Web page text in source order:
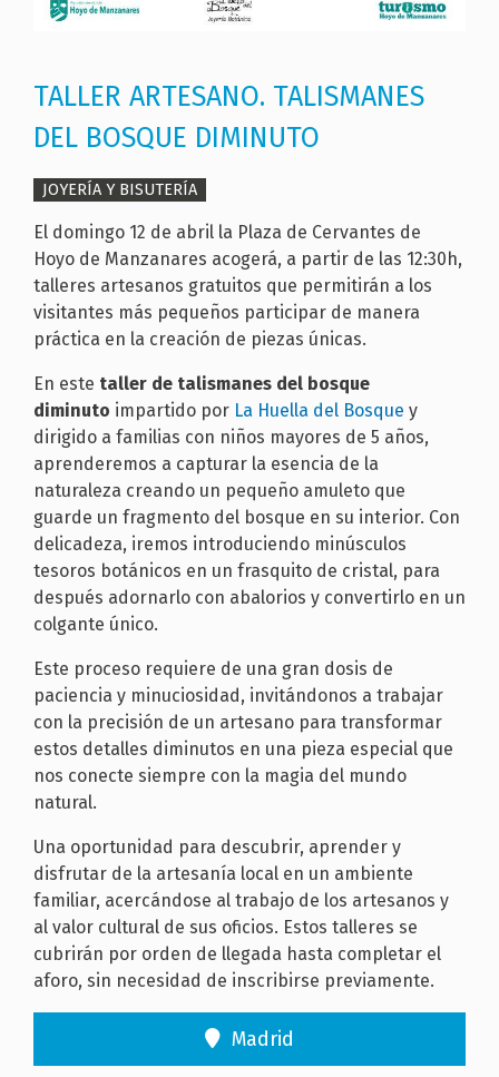
TALLER ARTESANO. TALISMANES
DEL BOSQUE DIMINUTO
JOYERÍA Y BISUTERÍA
El domingo 12 de abril la Plaza de Cervantes de
Hoyo de Manzanares acogerá, a partir de las 12:30h,
talleres artesanos gratuitos que permitirán a los
visitantes más pequeños participar de manera
práctica en la creación de piezas únicas.
En este taller de talismanes del bosque
diminuto impartido por La Huella del Bosque y
dirigido a familias con niños mayores de 5 años,
aprenderemos a capturar la esencia de la
naturaleza creando un pequeño amuleto que
guarde un fragmento del bosque en su interior. Con
delicadeza, iremos introduciendo minúsculos
tesoros botánicos en un frasquito de cristal, para
después adornarlo con abalorios y convertirlo en un
colgante único.
Este proceso requiere de una gran dosis de
paciencia y minuciosidad, invitándonos a trabajar
con la precisión de un artesano para transformar
estos detalles diminutos en una pieza especial que
nos conecte siempre con la magia del mundo
natural.
Una oportunidad para descubrir, aprender y
disfrutar de la artesanía local en un ambiente
familiar, acercándose al trabajo de los artesanos y
al valor cultural de sus oficios. Estos talleres se
cubrirán por orden de llegada hasta completar el
aforo, sin necesidad de inscribirse previamente.
Madrid